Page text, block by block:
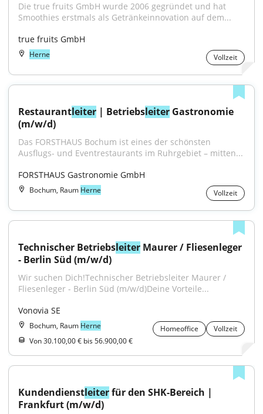
Die true fruits GmbH wurde 2006 gegründet und hat
Smoothies erstmals als Getränkeinnovation auf dem...
true fruits GmbH
Herne Vollzeit
Restaurantleiter | Betriebsleiter Gastronomie
(m/w/d)
Das FORSTHAUS Bochum ist eines der schönsten
Ausflugs- und Eventrestaurants im Ruhrgebiet – mitten...
FORSTHAUS Gastronomie GmbH
Bochum, Raum Herne Vollzeit
Technischer Betriebsleiter Maurer / Fliesenleger
- Berlin Süd (m/w/d)
Wir suchen Dich!Technischer Betriebsleiter Maurer /
Fliesenleger - Berlin Süd (m/w/d)Deine Vorteile...
Vonovia SE
Bochum, Raum Herne Homeoffice
Vollzeit
Von 30.100,00 € bis 56.900,00 €
Kundendienstleiter für den SHK-Bereich |
Frankfurt (m/w/d)